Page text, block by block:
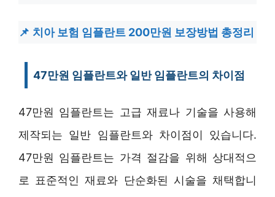
치아 보험 임플란트 200만원 보장방법 총정리
47만원 임플란트와 일반 임플란트의 차이점
47만원 임플란트는 고급 재료나 기술을 사용해
제작되는 일반 임플란트와 차이점이 있습니다.
47만원 임플란트는 가격 절감을 위해 상대적으
로 표준적인 재료와 단순화된 시술을 채택합니